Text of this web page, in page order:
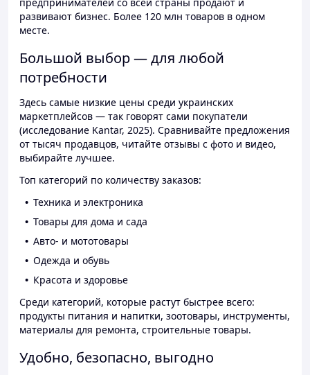
развивают бизнес. Более 120 млн товаров в одном
месте.
Большой выбор — для любой
потребности
Здесь самые низкие цены среди украинских
маркетплейсов — так говорят сами покупатели
(исследование Kantar, 2025). Сравнивайте предложения
от тысяч продавцов, читайте отзывы с фото и видео,
выбирайте лучшее.
Топ категорий по количеству заказов:
Техника и электроника
Товары для дома и сада
Авто- и мототовары
Одежда и обувь
Красота и здоровье
Среди категорий, которые растут быстрее всего:
продукты питания и напитки, зоотовары, инструменты,
материалы для ремонта, строительные товары.
Удобно, безопасно, выгодно